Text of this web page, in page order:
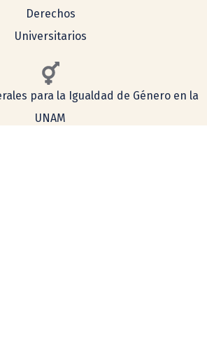
Derechos
Universitarios
para la Igualdad de Género en la
UNAM